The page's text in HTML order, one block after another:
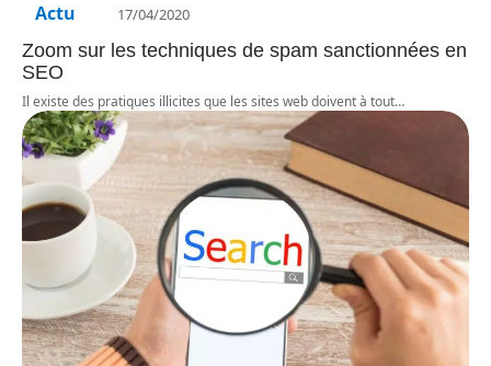
Actu 17/04/2020
Zoom sur les techniques de spam sanctionnées en
SEO
Il existe des pratiques illicites que les sites web doivent à tout…